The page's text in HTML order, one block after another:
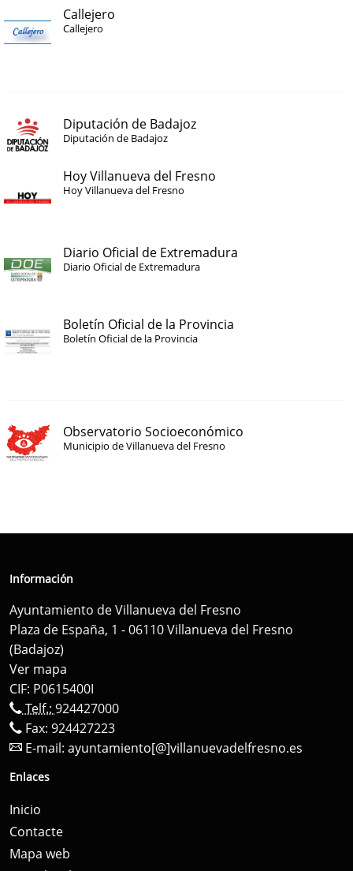
Callejero
Callejero
Diputación de Badajoz
Diputación de Badajoz
Hoy Villanueva del Fresno
Hoy Villanueva del Fresno
Diario Oficial de Extremadura
Diario Oficial de Extremadura
Boletín Oficial de la Provincia
Boletín Oficial de la Provincia
Observatorio Socioeconómico
Municipio de Villanueva del Fresno
Información
Ayuntamiento de Villanueva del Fresno
Plaza de España, 1 - 06110 Villanueva del Fresno
(Badajoz)
Ver mapa
CIF: P0615400I
Telf.: 924427000
Fax: 924427223
E-mail: ayuntamiento[@]villanuevadelfresno.es
Enlaces
Inicio
Contacte
Mapa web